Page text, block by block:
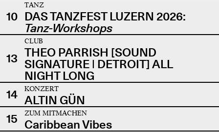
10
TANZ
DAS TANZFEST LUZERN 2026:
Tanz-Workshops
13
CLUB
THEO PARRISH [SOUND
SIGNATURE | DETROIT] ALL
NIGHT LONG
14
KONZERT
ALTIN GÜN
15
ZUM MITMACHEN
Caribbean Vibes